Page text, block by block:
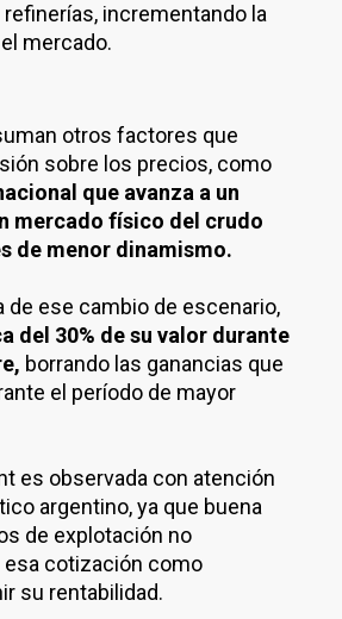
incrementando la
mercado.
otros factores que
sobre los precios, como
que avanza a un
mercado físico del crudo
de menor dinamismo.
ese cambio de escenario,
del 30% de su valor durante
borrando las ganancias que
el período de mayor
es observada con atención
argentino, ya que buena
de explotación no
cotización como
su rentabilidad.